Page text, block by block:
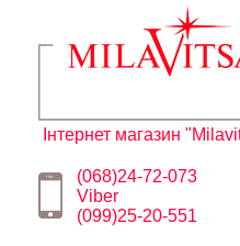
Інтернет магазин
(068)24-72-073
Viber
(099)25-20-551